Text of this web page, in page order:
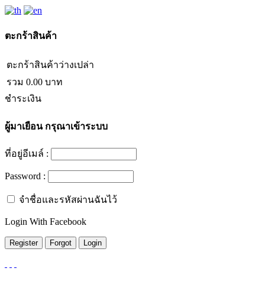
ตะกร้าสินค้า
ตะกร้าสินค้าว่างเปล่า
รวม 0.00 บาท
ชำระเงิน
ผู้มาเยือนกรุณาเข้าระบบ
ที่อยู่อีเมล์ :
Password :
จำชื่อและรหัสผ่านฉันไว้
Login With Facebook